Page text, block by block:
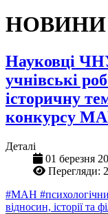
НОВИНИ
Науковці
учнівські
історичну
конкурсу
Деталі
01 березня
Перегляди:
#МАН
відносин, історії та